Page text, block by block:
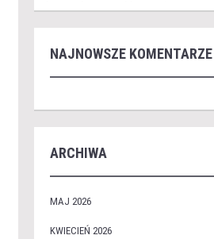
NAJNOWSZE KOMENTARZE
ARCHIWA
MAJ 2026
KWIECIEŃ 2026